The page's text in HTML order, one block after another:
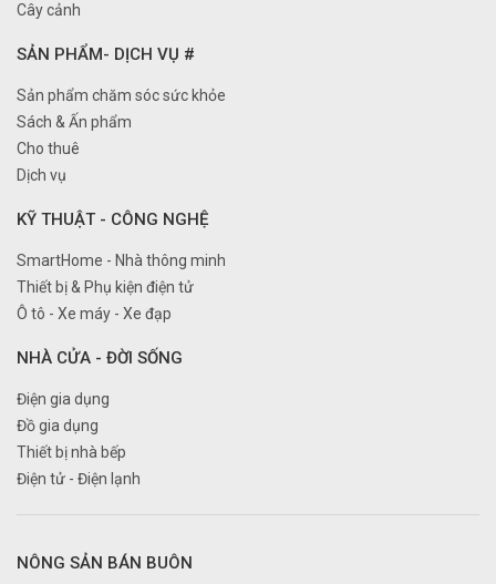
Cây cảnh
SẢN PHẨM- DỊCH VỤ #
Sản phẩm chăm sóc sức khỏe
Sách & Ấn phẩm
Cho thuê
Dịch vụ
KỸ THUẬT - CÔNG NGHỆ
SmartHome - Nhà thông minh
Thiết bị & Phụ kiện điện tử
Ô tô - Xe máy - Xe đạp
NHÀ CỬA - ĐỜI SỐNG
Điện gia dụng
Đồ gia dụng
Thiết bị nhà bếp
Điện tử - Điện lạnh
NÔNG SẢN BÁN BUÔN